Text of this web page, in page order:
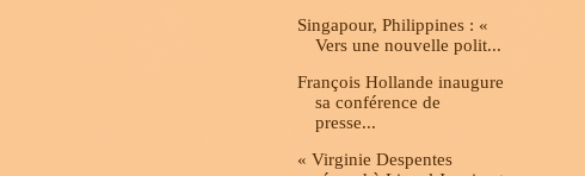
Singapour, Philippines : «
Vers une nouvelle polit...
François Hollande inaugure
sa conférence de
presse...
« Virginie Despentes